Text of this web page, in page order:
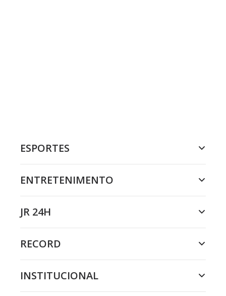
ESPORTES
ENTRETENIMENTO
JR 24H
RECORD
INSTITUCIONAL